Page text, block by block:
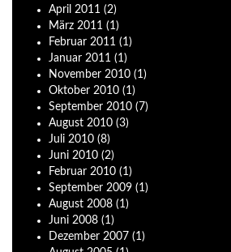
April 2011 (2)
März 2011 (1)
Februar 2011 (1)
Januar 2011 (1)
November 2010 (1)
Oktober 2010 (1)
September 2010 (7)
August 2010 (3)
Juli 2010 (8)
Juni 2010 (2)
Februar 2010 (1)
September 2009 (1)
August 2008 (1)
Juni 2008 (1)
Dezember 2007 (1)